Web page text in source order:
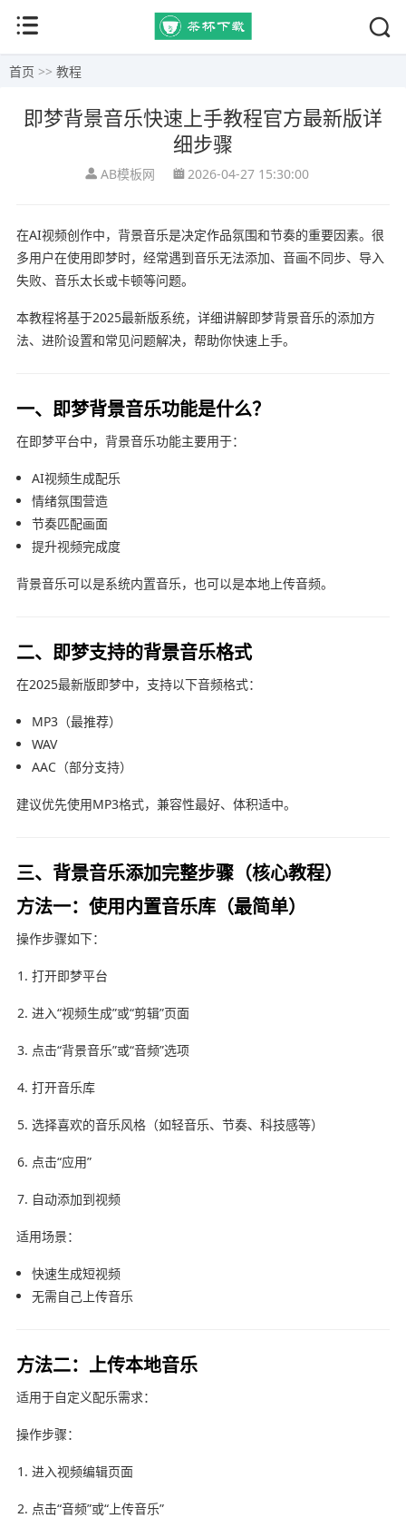
首页 >> 教程
即梦背景音乐快速上手教程官方最新版详
细步骤
AB模板网 2026-04-27 15:30:00
在AI视频创作中，背景音乐是决定作品氛围和节奏的重要因素。很
多用户在使用即梦时，经常遇到音乐无法添加、音画不同步、导入
失败、音乐太长或卡顿等问题。
本教程将基于2025最新版系统，详细讲解即梦背景音乐的添加方
法、进阶设置和常见问题解决，帮助你快速上手。
一、即梦背景音乐功能是什么？
在即梦平台中，背景音乐功能主要用于：
AI视频生成配乐
情绪氛围营造
节奏匹配画面
提升视频完成度
背景音乐可以是系统内置音乐，也可以是本地上传音频。
二、即梦支持的背景音乐格式
在2025最新版即梦中，支持以下音频格式：
MP3（最推荐）
WAV
AAC（部分支持）
建议优先使用MP3格式，兼容性最好、体积适中。
三、背景音乐添加完整步骤（核心教程）
方法一：使用内置音乐库（最简单）
操作步骤如下：
打开即梦平台
进入“视频生成”或“剪辑”页面
点击“背景音乐”或“音频”选项
打开音乐库
选择喜欢的音乐风格（如轻音乐、节奏、科技感等）
点击“应用”
自动添加到视频
适用场景：
快速生成短视频
无需自己上传音乐
方法二：上传本地音乐
适用于自定义配乐需求：
操作步骤：
进入视频编辑页面
点击“音频”或“上传音乐”